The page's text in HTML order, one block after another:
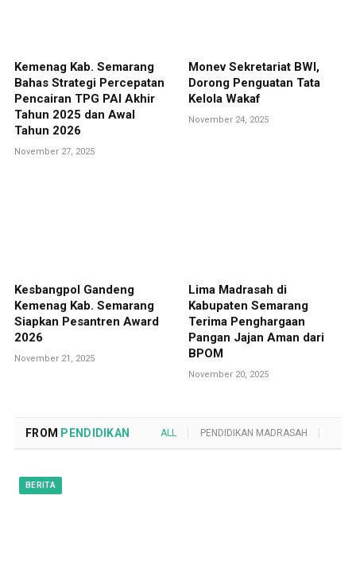
Kemenag Kab. Semarang
Bahas Strategi Percepatan
Pencairan TPG PAI Akhir
Tahun 2025 dan Awal
Tahun 2026
November 27, 2025
Monev Sekretariat BWI,
Dorong Penguatan Tata
Kelola Wakaf
November 24, 2025
Kesbangpol Gandeng
Kemenag Kab. Semarang
Siapkan Pesantren Award
2026
November 21, 2025
Lima Madrasah di
Kabupaten Semarang
Terima Penghargaan
Pangan Jajan Aman dari
BPOM
November 20, 2025
FROM PENDIDIKAN ALL PENDIDIKAN MADRASAH
BERITA